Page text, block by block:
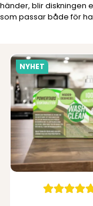
händer, blir diskningen
som passar både för
NYHET